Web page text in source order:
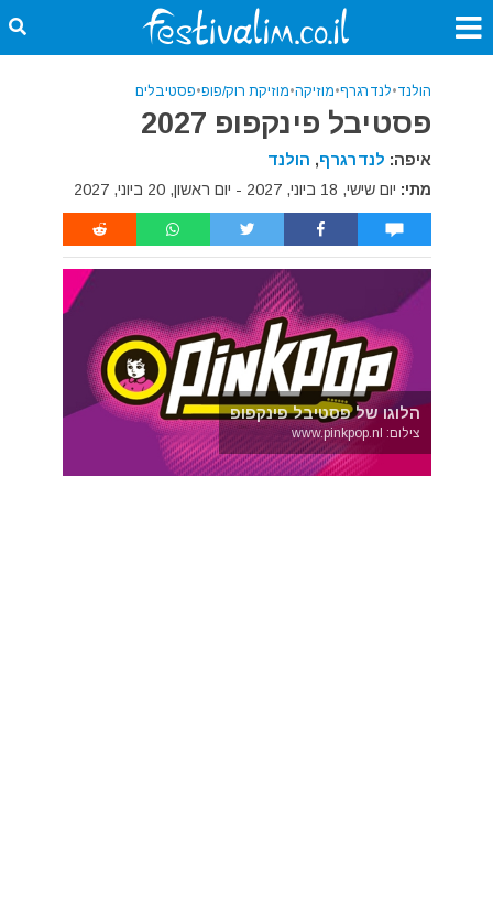
הולנד•לנדרגרף•מוזיקה•מוזיקת רוק/פופ•פסטיבלים
פסטיבל פינקפופ 2027
איפה: לנדרגרף, הולנד
מתי: יום שישי, 18 ביוני, 2027 - יום ראשון, 20 ביוני, 2027
הלוגו של פסטיבל פינקפופ
צילום: www.pinkpop.nl